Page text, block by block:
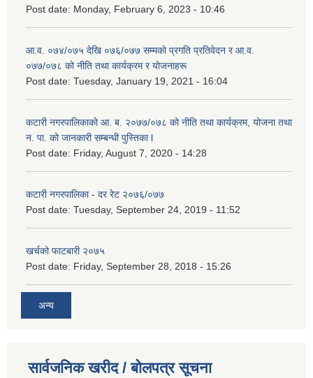
Post date: Monday, February 6, 2023 - 10:46
आ.व. ०७४/०७५ देखि ०७६/०७७ सम्मको प्रगति प्रतिवेदन र आ.व.
०७७/०७८ को नीति तथा कार्यक्रम र योजनाहरू
Post date: Tuesday, January 19, 2021 - 16:04
कटारी नगरपालिकाको आ. ब. २०७७/०७८ को नीति तथा कार्यक्रम, योजना तथा
न. पा. को जानकारी सम्बन्धी पुस्तिका l
Post date: Friday, August 7, 2020 - 14:28
कटारी नगरपालिका - दर रेट २०७६/०७७
Post date: Tuesday, September 24, 2019 - 11:52
खर्चको फाटबारी २०७५
Post date: Friday, September 28, 2018 - 15:26
अन्य
सार्वजनिक खरीद / बोलपत्र सूचना